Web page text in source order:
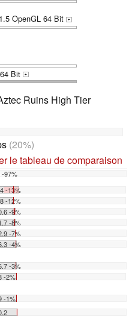
OpenGL 64 Bit +
Bit +
Ruins High Tier
(20%)
le tableau de comparaison
-97%
-13%
-12%
-9%
-8%
-7%
-4%
-3%
-2%
-1%